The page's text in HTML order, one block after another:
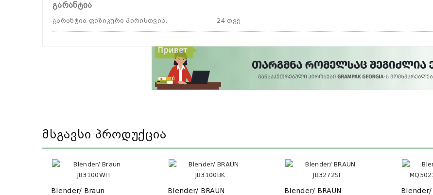
გარანტია
გარანტია ფიზიკური პირისთვის: 24 თვე
Მსგავსი Პროდუქცია
Blender/ Braun
Blender/ BRAUN
Blender/ BRAUN
Blender/